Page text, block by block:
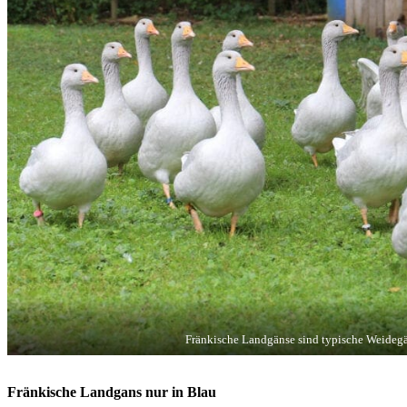
Fränkische Landgänse sind typische
Fränkische Landgans nur in Blau